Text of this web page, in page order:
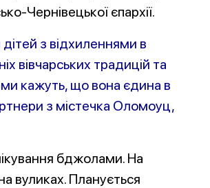
Чернівецької єпархії.
дітей з відхиленнями в
вівчарських традицій та
кажуть, що вона єдина в
з містечка Оломоуц,
бджолами. На
вуликах. Планується